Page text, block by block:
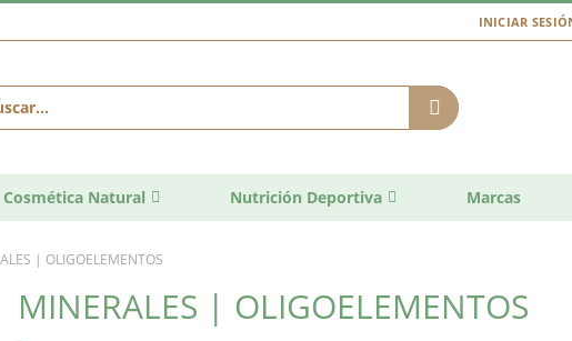
INICIAR
Cosmética Natural Nutrición Deportiva Marcas
| OLIGOELEMENTOS
MINERALES | OLIGOELEMENTOS